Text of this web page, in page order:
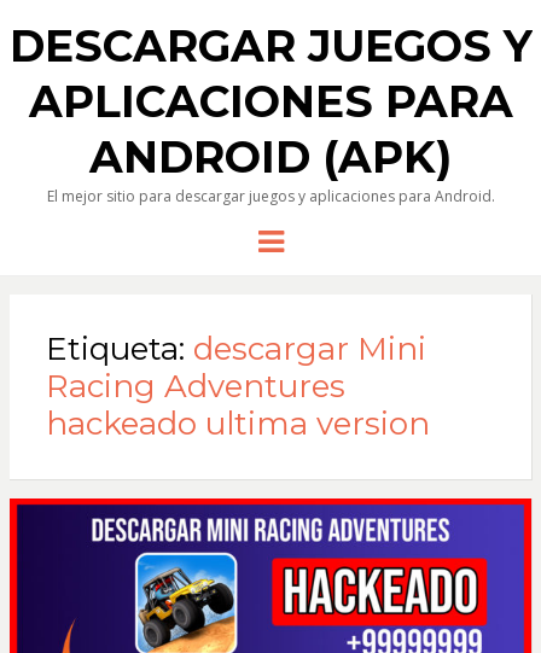
DESCARGAR JUEGOS Y
APLICACIONES PARA
ANDROID (APK)
El mejor sitio para descargar juegos y aplicaciones para Android.
Menu
Etiqueta: descargar Mini
Racing Adventures
hackeado ultima version